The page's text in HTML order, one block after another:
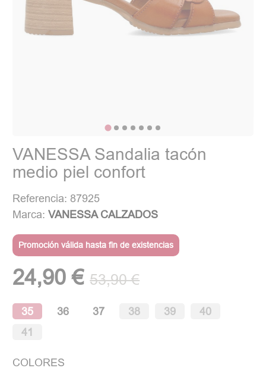
VANESSA Sandalia tacón
medio piel confort
Referencia: 87925
Marca:VANESSA CALZADOS
Promoción válida hasta fin de existencias
24,90 € 53,90 €
35 36 37 38 39
40
41
COLORES